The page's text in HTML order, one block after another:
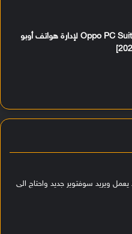
تحميل برنامج Oppo PC Suite لإدارة هواتف أوبو
ويريد سوفتوير جديد واحتاج الى